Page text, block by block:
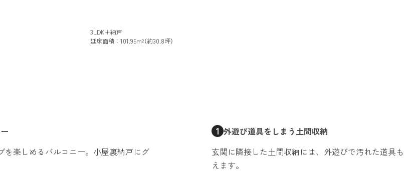
3LDK＋納戸
延床面積：101.95m²（約30.8坪）
を楽しめるバルコニー。小屋裏納戸にグ
1 外遊び道具をしまう土間収納
玄関に隣接した土間収納には、外遊びで汚れた道具
えます。